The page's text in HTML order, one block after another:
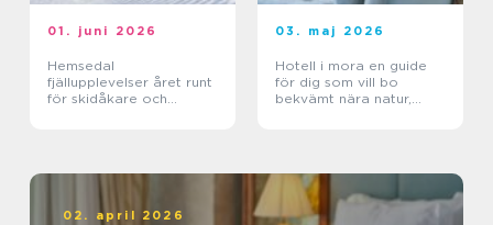
01. juni 2026
Hemsedal
fjällupplevelser året runt
för skidåkare och
03. maj 2026
Hotell i mora en guide
för dig som vill bo
bekvämt nära natur,
02. april 2026